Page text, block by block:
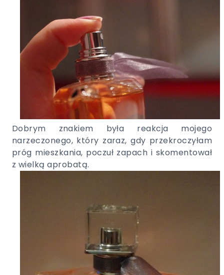
Dobrym znakiem była reakcja mojego
narzeczonego, który zaraz, gdy przekroczyłam
próg mieszkania, poczuł zapach i skomentował
z wielką aprobatą.